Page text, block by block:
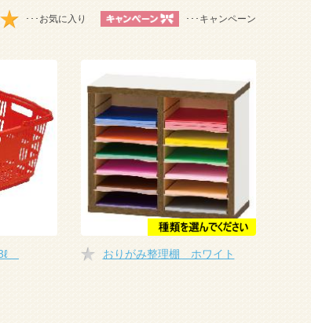
･･･お気に入り ･･･キャンペーン
おりがみ整理棚 ホワイト